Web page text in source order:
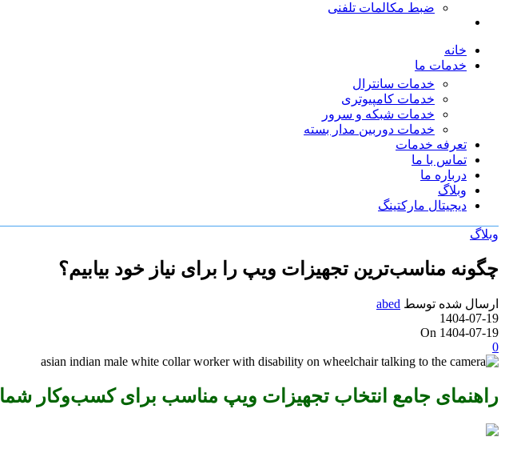
ضبط مکالمات تلفنی
خانه
خدمات ما
خدمات سانترال
خدمات کامپیوتری
خدمات شبکه و سرور
خدمات دوربین مدار بسته
تعرفه خدمات
تماس با ما
درباره ما
وبلاگ
دیجیتال مارکتینگ
وبلاگ
چگونه مناسب‌ترین تجهیزات ویپ را برای نیاز خود بیابیم؟
ارسال شده توسط abed
1404-07-19
On 1404-07-19
0
راهنمای جامع انتخاب تجهیزات ویپ مناسب برای کسب‌وکار شما